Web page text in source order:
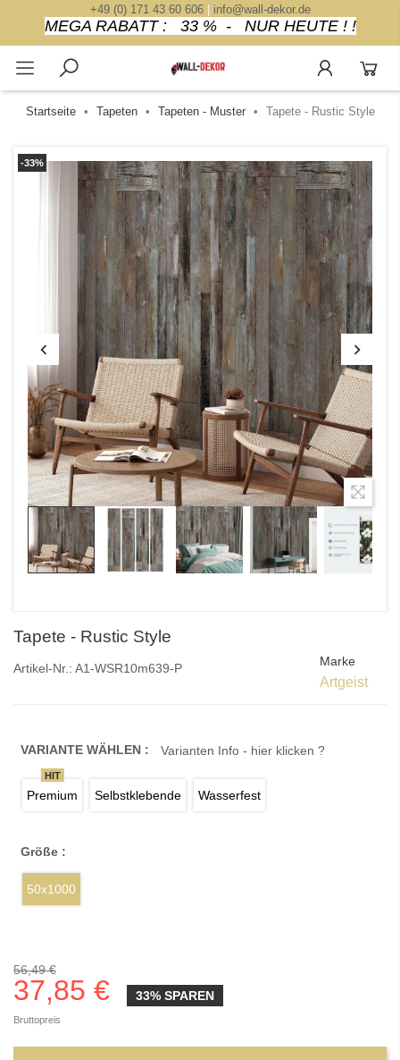
+49 (0) 171 43 60 606| info@wall-dekor.de
MEGA RABATT : 33 % - NUR HEUTE ! !
Startseite Tapeten Tapeten - Muster Tapete - Rustic Style
-33%
Tapete - Rustic Style
Artikel-Nr.: A1-WSR10m639-P Marke
Artgeist
VARIANTE WÄHLEN : Varianten Info - hier klicken ?
Premium
HIT
Selbstklebende Wasserfest
Größe :
50x1000
56,49 €
37,85 € 33% SPAREN
Bruttopreis